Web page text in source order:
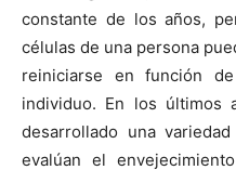
constante de los años,
células de una persona
reiniciarse en función
individuo. En los últimos
desarrollado una
evalúan el